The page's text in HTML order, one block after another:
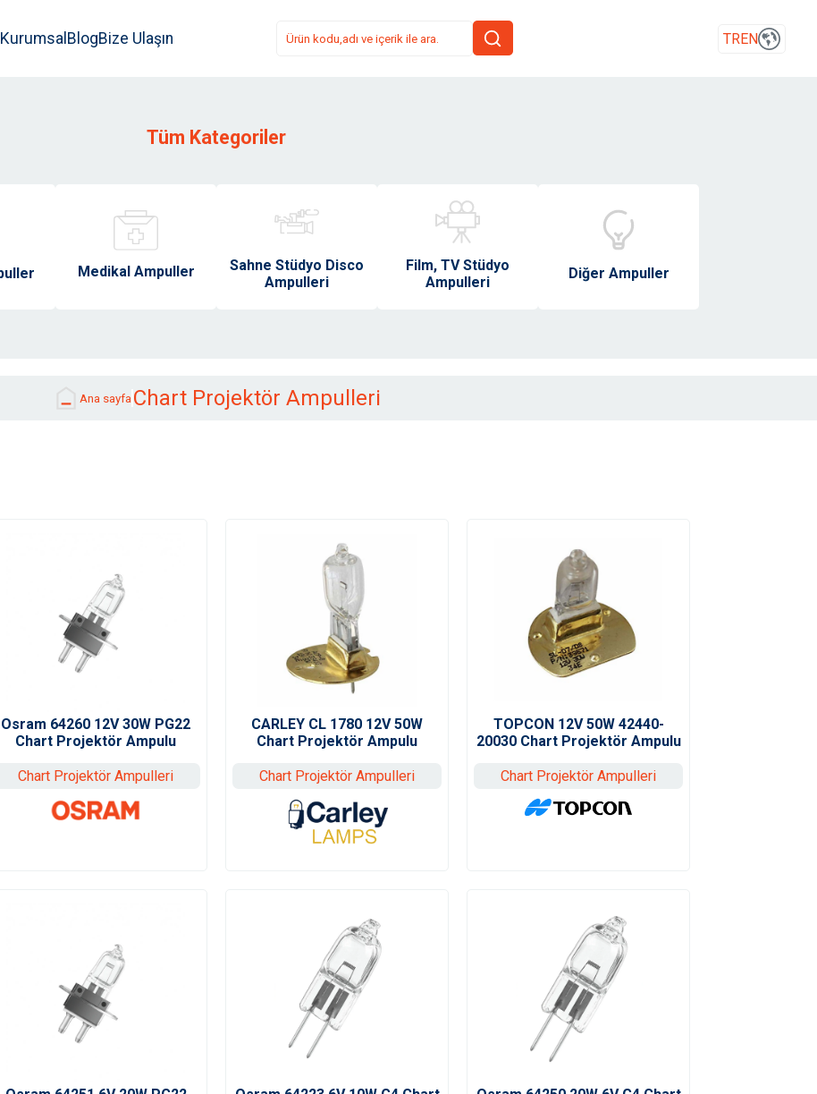
Kurumsal BlogBize Ulaşın TREN
Tüm Kategoriler
Medikal Ampuller
Sahne Stüdyo Disco
Ampulleri
Film, TV Stüdyo
Ampulleri
Diğer Ampuller
Ana sayfa Chart Projektör Ampulleri
Osram 64260 12V 30W PG22
Chart Projektör Ampulu
Chart Projektör Ampulleri
CARLEY CL 1780 12V 50W
Chart Projektör Ampulu
Chart Projektör Ampulleri
TOPCON 12V 50W 42440-
20030 Chart Projektör Ampulu
Chart Projektör Ampulleri